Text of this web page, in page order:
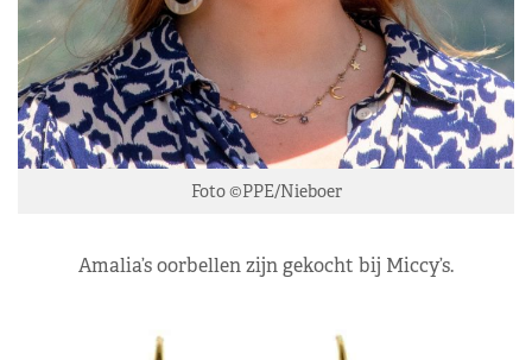
Foto ©PPE/Nieboer
Amalia’s oorbellen zijn gekocht bij Miccy’s.